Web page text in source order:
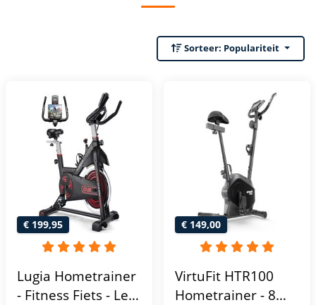
Sorteer: Populariteit
€ 199,95
Lugia Hometrainer
- Fitness Fiets - Led
€ 149,00
VirtuFit HTR100
Hometrainer - 8